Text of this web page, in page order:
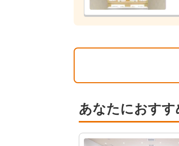
あなたにおす